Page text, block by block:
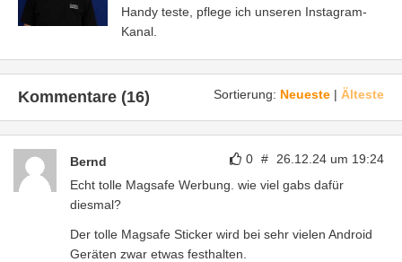
Handy teste, pflege ich unseren Instagram-
Kanal.
Sortierung: Neueste | Älteste
Kommentare (16)
0 # 26.12.24 um 19:24
Bernd
Echt tolle Magsafe Werbung. wie viel gabs dafür
diesmal?
Der tolle Magsafe Sticker wird bei sehr vielen Android
Geräten zwar etwas festhalten.